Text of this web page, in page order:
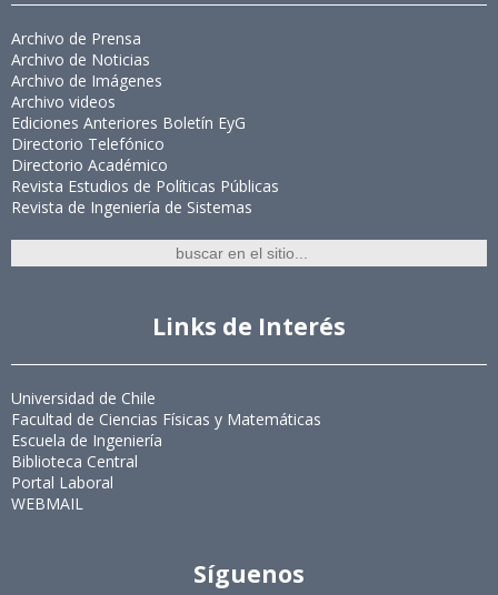
Archivo de Prensa
Archivo de Noticias
Archivo de Imágenes
Archivo videos
Ediciones Anteriores Boletín EyG
Directorio Telefónico
Directorio Académico
Revista Estudios de Políticas Públicas
Revista de Ingeniería de Sistemas
Links de Interés
Universidad de Chile
Facultad de Ciencias Físicas y Matemáticas
Escuela de Ingeniería
Biblioteca Central
Portal Laboral
WEBMAIL
Síguenos